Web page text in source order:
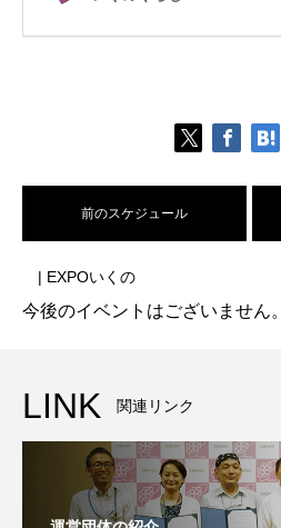
前のスケジュール
| EXPOいくの
今後のイベントはございません。
LINK 関連リンク